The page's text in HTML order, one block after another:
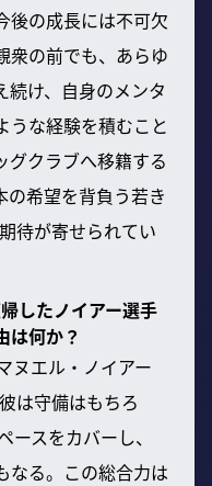
後の成長には不可欠
衆の前でも、あらゆ
続け、自身のメンタ
うな経験を積むこと
グクラブへ移籍する
の希望を背負う若き
待が寄せられてい
したノイアー選手
は何か？
ヌエル・ノイアー
は守備はもちろ
スをカバーし、
なる。この総合力は